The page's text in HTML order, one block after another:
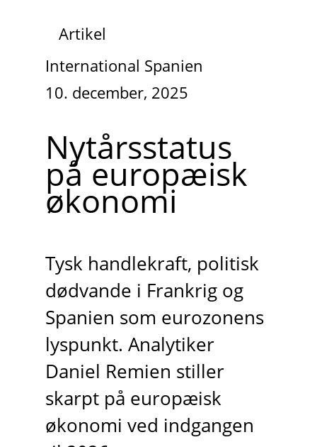
Artikel
International Spanien
10. december, 2025
Nytårsstatus
på europæisk
økonomi
Tysk handlekraft, politisk
dødvande i Frankrig og
Spanien som eurozonens
lyspunkt. Analytiker
Daniel Remien stiller
skarpt på europæisk
økonomi ved indgangen